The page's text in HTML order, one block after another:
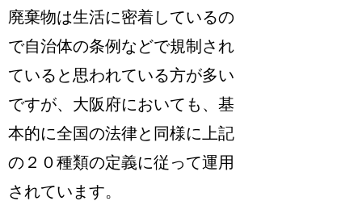
廃棄物は生活に密着しているの
で自治体の条例などで規制され
ていると思われている方が多い
ですが、 大阪府においても、基
本的に全国の法律と同様に上記
の２０種類の定義に従って運用
されています。